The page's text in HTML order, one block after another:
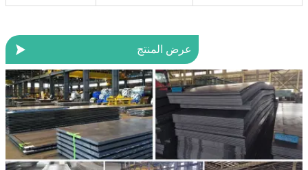
 عرض المنتج